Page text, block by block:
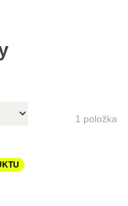
1 položka